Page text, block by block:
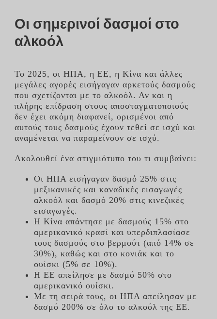
Οι σημερινοί δασμοί στο
αλκοόλ
Το 2025, οι ΗΠΑ, η ΕΕ, η Κίνα και άλλες
μεγάλες αγορές εισήγαγαν αρκετούς δασμούς
που σχετίζονται με το αλκοόλ. Αν και η
πλήρης επίδραση στους αποσταγματοποιούς
δεν έχει ακόμη διαφανεί, ορισμένοι από
αυτούς τους δασμούς έχουν τεθεί σε ισχύ και
αναμένεται να παραμείνουν σε ισχύ.
Ακολουθεί ένα στιγμιότυπο του τι συμβαίνει:
Οι ΗΠΑ εισήγαγαν δασμό 25% στις
μεξικανικές και καναδικές εισαγωγές
αλκοόλ και δασμό 20% στις κινεζικές
εισαγωγές.
Η Κίνα απάντησε με δασμούς 15% στο
αμερικανικό κρασί και υπερδιπλασίασε
τους δασμούς στο βερμούτ (από 14% σε
30%), καθώς και στο κονιάκ και το
ουίσκι (5% σε 10%).
Η ΕΕ απείλησε με δασμό 50% στο
αμερικανικό ουίσκι.
Με τη σειρά τους, οι ΗΠΑ απείλησαν με
δασμό 200% σε όλο το αλκοόλ της ΕΕ.